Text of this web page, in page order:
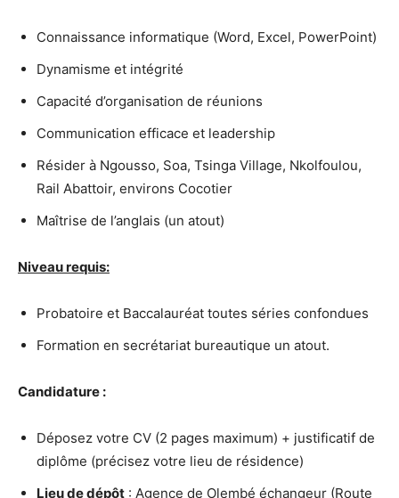
Connaissance informatique (Word, Excel, PowerPoint)
Dynamisme et intégrité
Capacité d’organisation de réunions
Communication efficace et leadership
Résider à Ngousso, Soa, Tsinga Village, Nkolfoulou,
Rail Abattoir, environs Cocotier
Maîtrise de l’anglais (un atout)
Niveau requis:
Probatoire et Baccalauréat toutes séries confondues
Formation en secrétariat bureautique un atout.
Candidature :
Déposez votre CV (2 pages maximum) + justificatif de
diplôme (précisez votre lieu de résidence)
Lieu de dépôt : Agence de Olembé échangeur (Route